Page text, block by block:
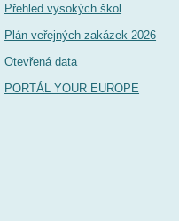
Přehled vysokých škol
Plán veřejných zakázek 2026
Otevřená data
PORTÁL YOUR EUROPE